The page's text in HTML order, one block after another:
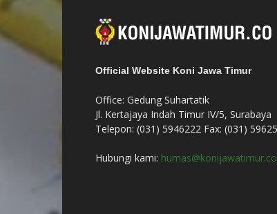
Official Website Koni Jawa Timur
Office: Gedung Suhartatik
Jl. Kertajaya Indah Timur IV/5, Surabaya
Telepon: (031) 5946222 Fax: (031)
Hubungi kami: humas@konijawatimur.co